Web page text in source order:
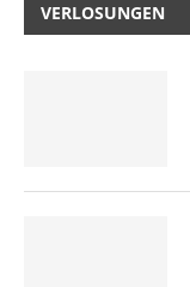
VERLOSUNGEN